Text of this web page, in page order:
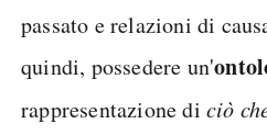
passato e relazioni di
quindi, possedere un'
rappresentazione di ciò